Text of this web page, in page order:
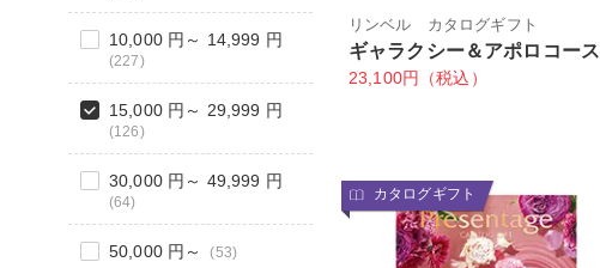
10,000 円～ 14,999 円
(227)
15,000 円～ 29,999 円
(126)
30,000 円～ 49,999 円
(64)
50,000 円～ (53)
リンベル カタログギフト
ギャラクシー＆アポロコース
23,100円（税込）
カタログギフト